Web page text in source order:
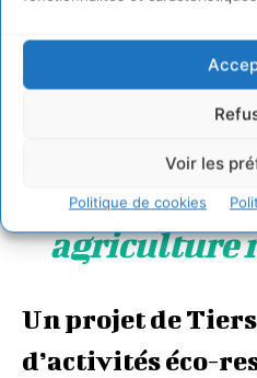
Voir les
Politique de cookies
ouvrir une
agriculture
Un projet de
d’activités éco-